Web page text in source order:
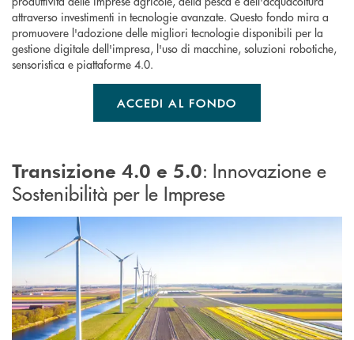
attraverso investimenti in tecnologie avanzate. Questo fondo mira a
promuovere l'adozione delle migliori tecnologie disponibili per la
gestione digitale dell'impresa, l'uso di macchine, soluzioni robotiche,
sensoristica e piattaforme 4.0.
ACCEDI AL FONDO
Transizione 4.0 e 5.0: Innovazione e
Sostenibilità per le Imprese